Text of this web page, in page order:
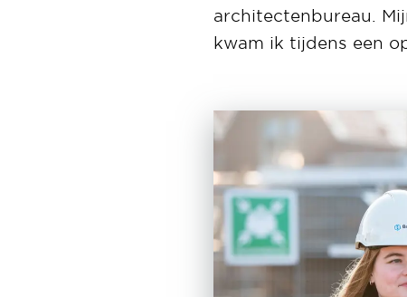
architectenbureau.
kwam ik tijdens een